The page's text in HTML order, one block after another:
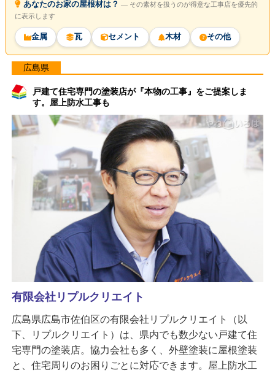
あなたのお家の屋根材は？ ― その素材を扱うのが得意な工事店を優先的
に表示します
金属 瓦 セメント 木材 その他
広島県
戸建て住宅専門の塗装店が『本物の工事』をご提案しま
す。屋上防水工事も
有限会社リプルクリエイト
広島県広島市佐伯区の有限会社リプルクリエイト（以
下、リプルクリエイト）は、県内でも数少ない戸建て住
宅専門の塗装店。協力会社も多く、外壁塗装に屋根塗装
と、住宅周りのお困りごとに対応できます。屋上防水工